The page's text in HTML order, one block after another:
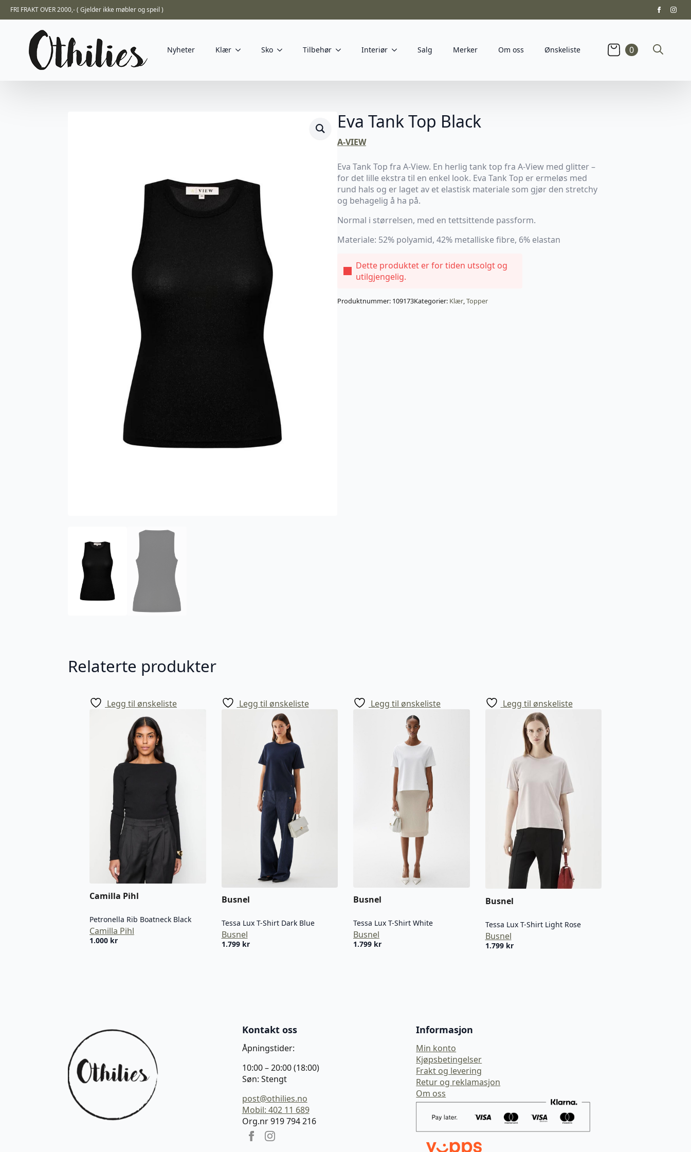
FRI FRAKT OVER 2000,- ( Gjelder ikke møbler og speil )
Nyheter Klær Sko Tilbehør Interiør Salg Merker Om oss Ønskeliste
0
for:
Eva Tank Top Black
A-VIEW
Eva Tank Top fra A-View. En herlig tank top fra A-View med glitter –
for det lille ekstra til en enkel look. Eva Tank Top er ermeløs med
rund hals og er laget av et elastisk materiale som gjør den stretchy
og behagelig å ha på.
Normal i størrelsen, med en tettsittende passform.
Materiale: 52% polyamid, 42% metalliske fibre, 6% elastan
Dette produktet er for tiden utsolgt og
utilgjengelig.
Produktnummer: 109173Kategorier: Klær,Topper
Relaterte produkter
Legg til ønskeliste
Camilla Pihl
Petronella Rib Boatneck Black
Camilla Pihl
1.000 kr
Legg til ønskeliste
Busnel
Tessa Lux T-Shirt Dark Blue
Busnel
1.799 kr
Legg til ønskeliste
Busnel
Tessa Lux T-Shirt White
Busnel
1.799 kr
Legg til ønskeliste
Busnel
Tessa Lux T-Shirt Light Rose
Busnel
1.799 kr
Kontakt oss
Åpningstider:
10:00 – 20:00 (18:00)
Søn: Stengt
post@othilies.no
Mobil: 402 11 689
Org.nr 919 794 216
Informasjon
Min konto
Kjøpsbetingelser
Frakt og levering
Retur og reklamasjon
Om oss